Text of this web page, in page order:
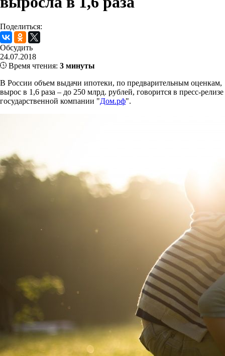
Поделиться:
Обсудить
24.07.2018
Время чтения: 3 минуты
В России объем выдачи ипотеки, по предварительным оценкам,
вырос в 1,6 раза – до 250 млрд. рублей, говорится в пресс-релизе
государственной компании "Дом.рф".